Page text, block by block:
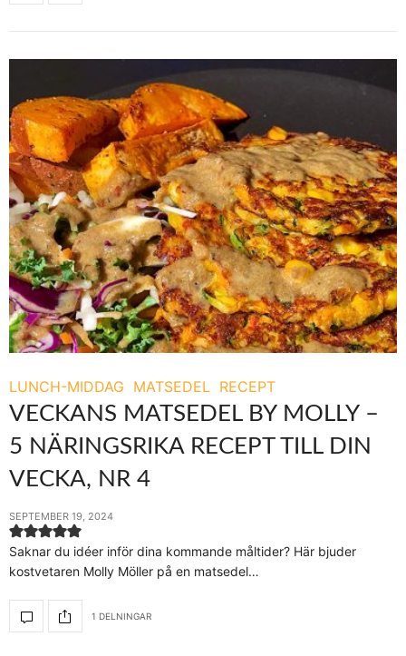
LUNCH-MIDDAG MATSEDEL RECEPT
VECKANS MATSEDEL BY MOLLY –
5 NÄRINGSRIKA RECEPT TILL DIN
VECKA, NR 4
SEPTEMBER 19, 2024
Saknar du idéer inför dina kommande måltider? Här bjuder
kostvetaren Molly Möller på en matsedel…
1 DELNINGAR